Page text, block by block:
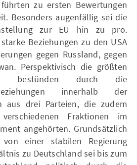
zu ersten Bewertungen
Besonders augenfällig sei die
zur EU hin zu pro.
Beziehungen zu den USA
gegen Russland, gegen
Perspektivisch die größten
bestünden durch die
innerhalb der
aus drei Parteien, die zudem
Fraktionen im
angehörten. Grundsätzlich
einer stabilen Regierung
zu Deutschland sei bis zum